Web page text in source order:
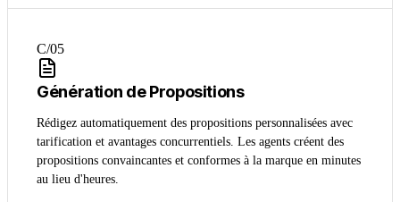
C/05
Génération de Propositions
Rédigez automatiquement des propositions personnalisées avec
tarification et avantages concurrentiels. Les agents créent des
propositions convaincantes et conformes à la marque en minutes
au lieu d'heures.